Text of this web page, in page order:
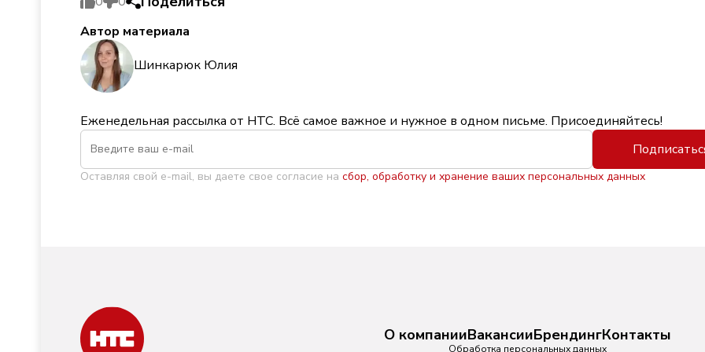
Автор материала
Шинкарюк Юлия
Еженедельная рассылка от НТС. Всё самое важное и нужное в одном письме. Присоединяйтесь!
Оставляя свой e-mail, вы даете свое согласие на сбор, обработку и хранение ваших персональных данных
О компанииВакансииБрендингКонтакты
Обработка персональных данных